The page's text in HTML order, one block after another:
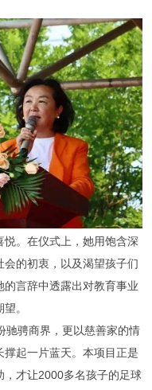
。在仪式上，她用饱含深
的初衷，以及渴望孩子们
言辞中透露出对教育事业
。
驰骋商界，更以慈善家的情
起一片蓝天。本项目正是
才让2000多名孩子的足球